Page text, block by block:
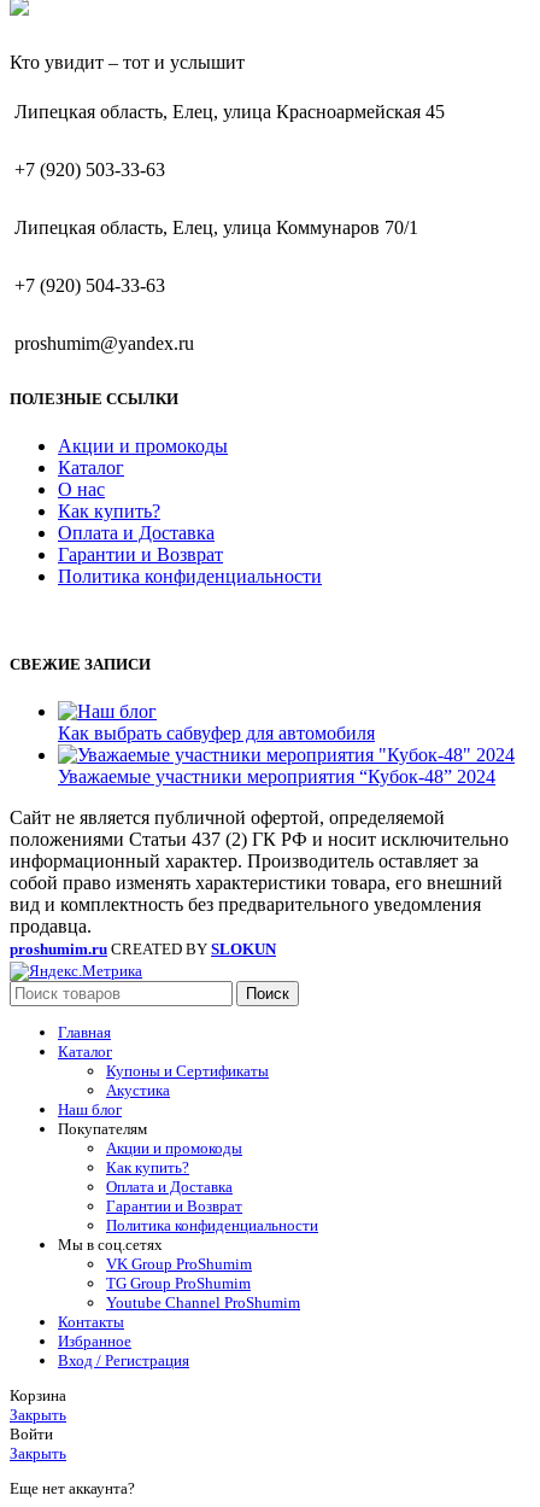
Кто увидит – тот и услышит
Липецкая область, Елец, улица Красноармейская 45
+7 (920) 503-33-63
Липецкая область, Елец, улица Коммунаров 70/1
+7 (920) 504-33-63
proshumim@yandex.ru
ПОЛЕЗНЫЕ ССЫЛКИ
Акции и промокоды
Каталог
О нас
Как купить?
Оплата и Доставка
Гарантии и Возврат
Политика конфиденциальности
СВЕЖИЕ ЗАПИСИ
Как выбрать сабвуфер для автомобиля
Уважаемые участники мероприятия “Кубок-48” 2024
Сайт не является публичной офертой, определяемой
положениями Статьи 437 (2) ГК РФ и носит исключительно
информационный характер. Производитель оставляет за
собой право изменять характеристики товара, его внешний
вид и комплектность без предварительного уведомления
продавца.
proshumim.ru CREATED BY SLOKUN
Поиск
Главная
Каталог
Купоны и Сертификаты
Акустика
Наш блог
Покупателям
Акции и промокоды
Как купить?
Оплата и Доставка
Гарантии и Возврат
Политика конфиденциальности
Мы в соц.сетях
VK Group ProShumim
TG Group ProShumim
Youtube Channel ProShumim
Контакты
Избранное
Вход / Регистрация
Корзина
Закрыть
Войти
Закрыть
Еще нет аккаунта?